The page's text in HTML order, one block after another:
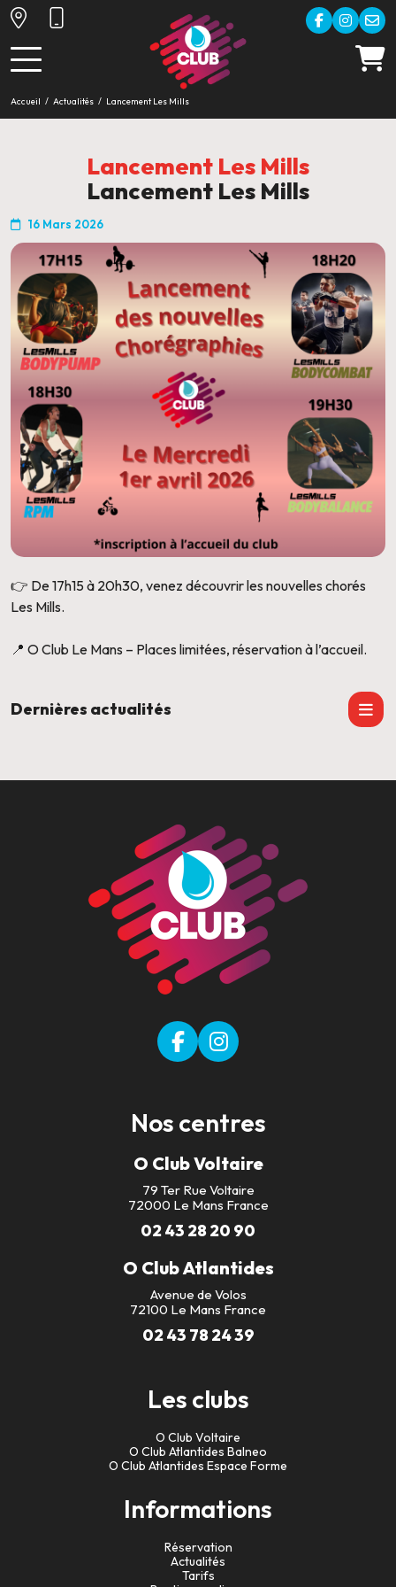
Accueil Actualités Lancement Les Mills
Lancement Les Mills
Lancement Les Mills
16 Mars 2026
👉 De 17h15 à 20h30, venez découvrir les nouvelles chorés
Les Mills.
📍 O Club Le Mans – Places limitées, réservation à l’accueil.
Dernières actualités
Nos centres
O Club Voltaire
79 Ter Rue Voltaire
72000 Le Mans France
02 43 28 20 90
O Club Atlantides
Avenue de Volos
72100 Le Mans France
02 43 78 24 39
Les clubs
O Club Voltaire
O Club Atlantides Balneo
O Club Atlantides Espace Forme
Informations
Réservation
Actualités
Tarifs